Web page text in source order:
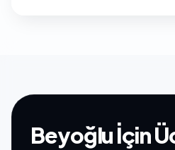
Beyoğlu İçin